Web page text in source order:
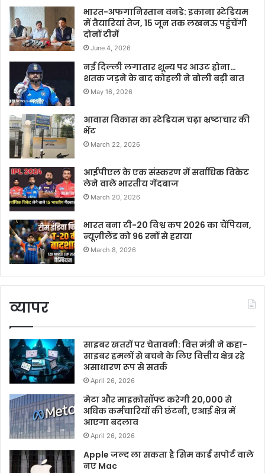
भारत-अफगानिस्तान वनडे: इकाना स्टेडियम
में तैयारियां तेज, 15 जून तक लखनऊ पहुंचेंगी
दोनों टीमें
June 4, 2026
नई दिल्ली लगातार शून्य पर आउट होना…
शतक जड़ने के बाद कोहली ने बोली बड़ी बात
May 16, 2026
आवास विकास का स्टेडियम चढ़ा भ्रष्टाचार की
भेंट
March 22, 2026
आईपीएल के एक संस्करण में सर्वाधिक विकेट
लेने वाले भारतीय गेंदबाज
March 20, 2026
भारत बना टी-20 विश्व कप 2026 का चैंपियन,
न्यूज़ीलैंड को 96 रनों से हराया
March 8, 2026
व्यापर
साइबर खतरों पर चेतावनी: वित्त मंत्री ने कहा-
साइबर हमलों से बचने के लिए वित्तीय क्षेत्र रहे
असाधारण रूप से सतर्क
April 26, 2026
मेटा और माइक्रोसॉफ्ट करेगी 20,000 से
अधिक कर्मचारियों की छंटनी, एआई क्षेत्र में
आएगा बदलाव
April 26, 2026
Apple जल्द ला सकता है सिम कार्ड सपोर्ट वाले
नए Mac